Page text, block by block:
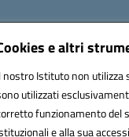
e altri
nostro Istituto non
utilizzati
funzionamento del
e alla sua